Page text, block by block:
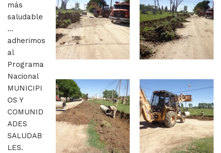
más
saludable
…
adherimos
al
Programa
Nacional
MUNICIPI
OS Y
COMUNID
ADES
SALUDAB
LES.